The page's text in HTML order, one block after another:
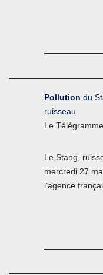
Pollution du
ruisseau
Le Télégramme
Le Stang,
mercredi 27
l’agence